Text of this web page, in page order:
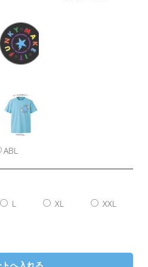
ABL
L XL XXL